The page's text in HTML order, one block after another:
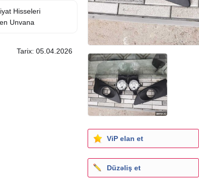
Hisseleri
Unvana
Tarix: 05.04.2026
ViP elan et
Düzəliş et